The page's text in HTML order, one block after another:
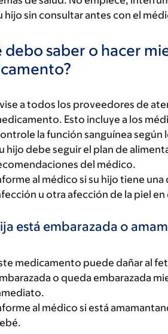
hijo sin consultar antes con el
debo saber o hacer
a todos los proveedores de
Esto incluye a los
la función sanguínea
hijo debe seguir el plan de
del médico.
al médico si su hijo tiene
u otra afección de la piel
está embarazada o
medicamento puede dañar al
o queda embarazada
al médico si está